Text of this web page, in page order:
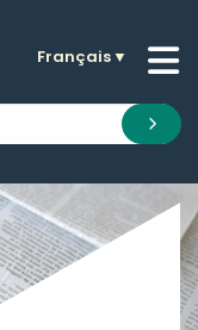
Français▼